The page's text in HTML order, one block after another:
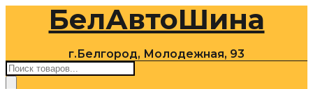
содержимомуБелАвтоШина
г.Белгород, Молодежная, 93
Поиск
товаров